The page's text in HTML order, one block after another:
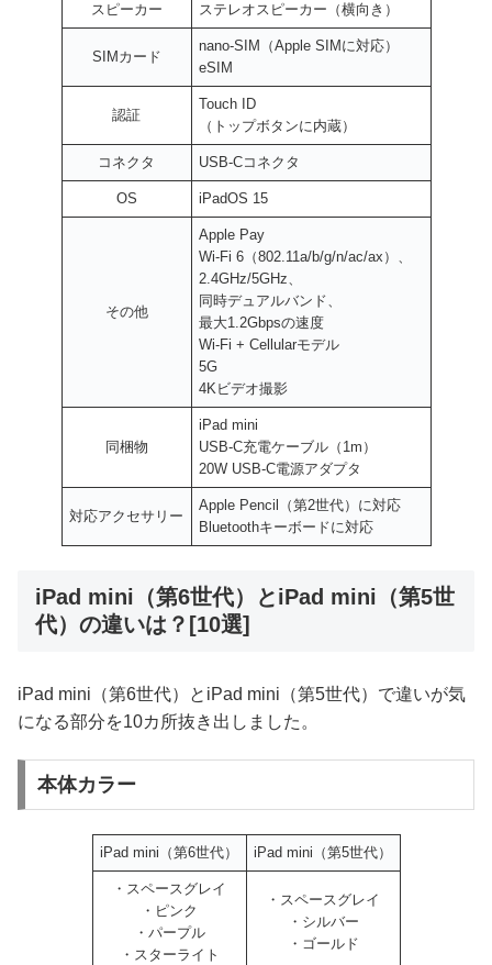
スピーカー ステレオスピーカー（横向き）
SIMカード
nano-SIM（Apple SIMに対応）
eSIM
認証
Touch ID
（トップボタンに内蔵）
コネクタ USB-Cコネクタ
OS iPadOS 15
その他
Apple Pay
Wi‑Fi 6（802.11a/b/g/n/ac/ax）、
2.4GHz/5GHz、
同時デュアルバンド、
最大1.2Gbpsの速度
Wi‑Fi + Cellularモデル
5G
4Kビデオ撮影
同梱物
iPad mini
USB-C充電ケーブル（1m）
20W USB-C電源アダプタ
対応アクセサリー
Apple Pencil（第2世代）に対応
Bluetoothキーボードに対応
iPad mini（第6世代）とiPad mini（第5世
代）の違いは？[10選]
iPad mini（第6世代）とiPad mini（第5世代）で違いが気
になる部分を10カ所抜き出しました。
本体カラー
iPad mini（第6世代） iPad mini（第5世代）
・スペースグレイ
・ピンク
・パープル
・スターライト
・スペースグレイ
・シルバー
・ゴールド